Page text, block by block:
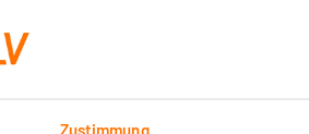
Zustimmung
für mehr Sicherheit
bei Bewegung
effiziente Nutzung